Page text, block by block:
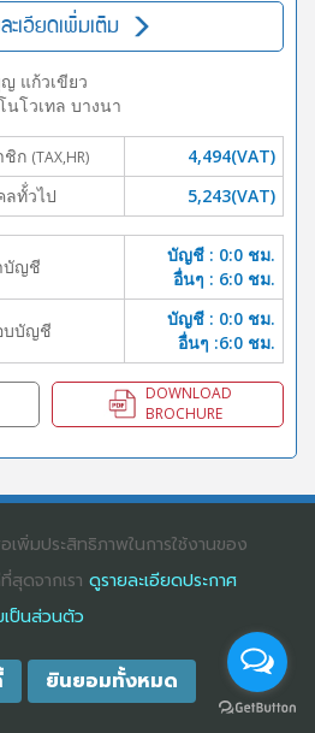
ะเอียดเพิ่มเติม
แก้วเขียว
นโวเทล บางนา
ชิก (TAX,HR)
4,494(VAT)
ลทั้่วไป
5,243(VAT)
บัญชี
บัญชี : 0:0 ชม.
อื่นๆ : 6:0 ชม.
บบัญชี
บัญชี : 0:0 ชม.
อื่นๆ :6:0 ชม.
DOWNLOAD
BROCHURE
REGISTRATION 0105529026680
เพิ่มประสิทธิภาพในการใช้งานของ
สุดจากเรา ดูรายละเอียดประกาศ
เป็นส่วนตัว
ยินยอมทั้งหมด